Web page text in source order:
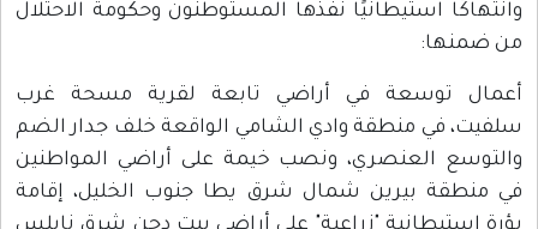
وانتهاكًا استيطانيًا نفذها المستوطنون وحكومة الاحتلال
من ضمنها:
أعمال توسعة في أراضي تابعة لقرية مسحة غرب
سلفيت، في منطقة وادي الشامي الواقعة خلف جدار الضم
والتوسع العنصري، ونصب خيمة على أراضي المواطنين
في منطقة بيرين شمال شرق يطا جنوب الخليل، إقامة